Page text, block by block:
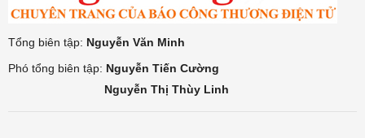
Tổng biên tập: Nguyễn Văn Minh
Phó tổng biên tập: Nguyễn Tiến Cường
Nguyễn Thị Thùy Linh